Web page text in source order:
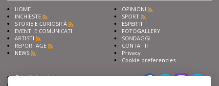
HOME
INCHIESTE
STORIE E CURIOSITÀ
EVENTI E COMUNICATI
ARTISTI
REPORTAGE
NEWS
OPINIONI
SPORT
ESPERTI
FOTOGALLERY
SONDAGGI
CONTATTI
Privacy
Cookie preferencies
Chiedi ai nostri esperti